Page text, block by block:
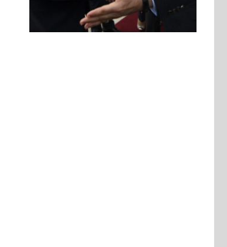
ROSE VALLAND, HEROÏNE DE LA
RESISTANCE FRANÇAISE